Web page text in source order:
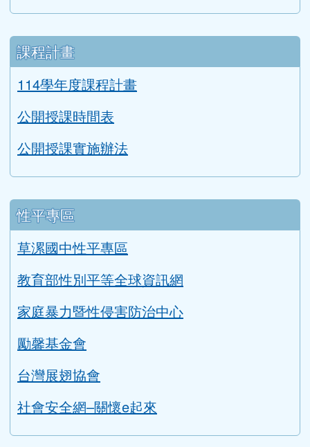
二手制服與學用品回收成果
課程計畫
114學年度課程計畫
公開授課時間表
公開授課實施辦法
性平專區
草漯國中性平專區
教育部性別平等全球資訊網
家庭暴力暨性侵害防治中心
勵馨基金會
台灣展翅協會
社會安全網–關懷e起來